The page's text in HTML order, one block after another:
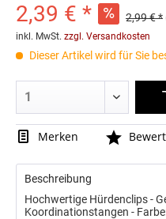
3-Pack Sportsocken
11,99 € * 14,99 € *
2,39 € * 2,99 € *
inkl. MwSt. zzgl. Versandkosten
Dieser Artikel wird für Sie
Merken
Beschreibung
Hochwertige Hürdenclips -
Koordinationstangen -